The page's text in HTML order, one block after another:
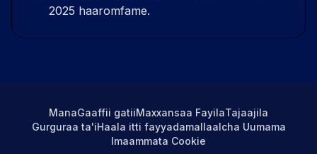
2025 haaromfame.
ManaGaaffii gatiiMaxxansaa FayilaTajaajila
Gurguraa ta'iHaala itti fayyadamaIlaalcha Uumama
Imaammata Cookie